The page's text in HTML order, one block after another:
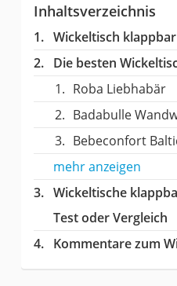
Inhaltsverzeichnis
Wickeltisch
Die besten
Roba Liebhabär
Badabulle
Bebeconfort
mehr anzeigen
Wickeltische
Test oder Vergleich
Kommentare zum